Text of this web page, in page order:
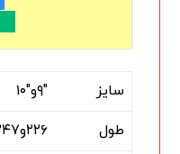
سایز
"۹و"۱۰
طول
۲۲۶و۲۴۷ میلی متر